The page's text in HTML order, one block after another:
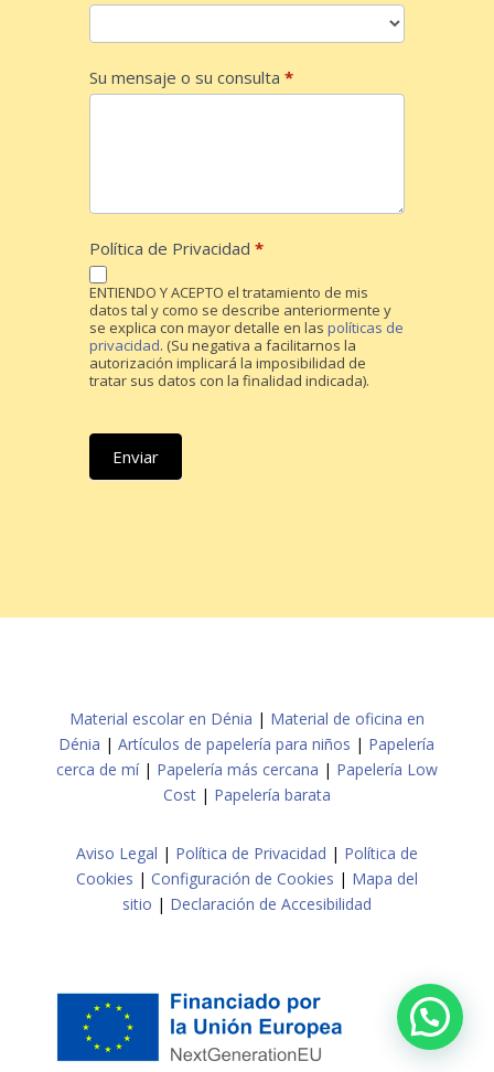
Su mensaje o su consulta *
Política de Privacidad *
ENTIENDO Y ACEPTO el tratamiento de mis
datos tal y como se describe anteriormente y
se explica con mayor detalle en las políticas de
privacidad. (Su negativa a facilitarnos la
autorización implicará la imposibilidad de
tratar sus datos con la finalidad indicada).
Enviar
Material escolar en Dénia | Material de oficina en
Dénia |Artículos de papelería para niños | Papelería
cerca de mí| Papelería más cercana | Papelería Low
Cost| Papelería barata
Aviso Legal | Política de Privacidad | Política de
Cookies | Configuración de Cookies | Mapa del
sitio | Declaración de Accesibilidad